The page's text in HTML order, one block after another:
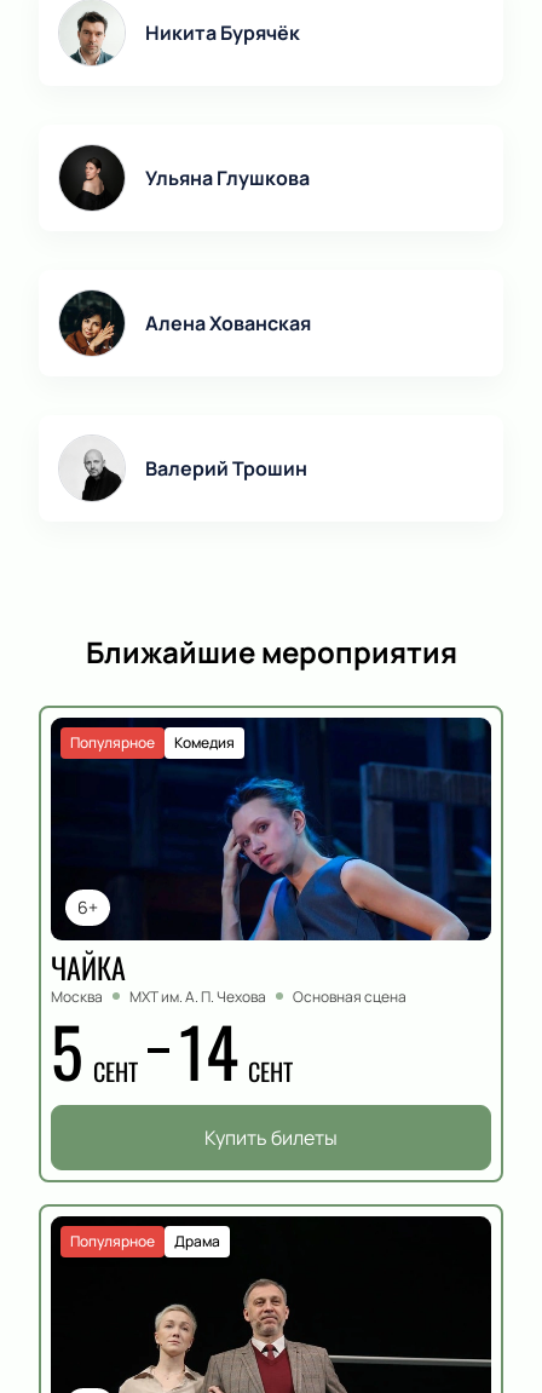
Никита Бурячёк
Ульяна Глушкова
Алена Хованская
Валерий Трошин
Ближайшие мероприятия
6+
Комедия
Популярное
ЧАЙКА
Москва МХТ им. А. П. Чехова Основная сцена
5 СЕНТ 14 СЕНТ
Купить билеты
Драма
Популярное